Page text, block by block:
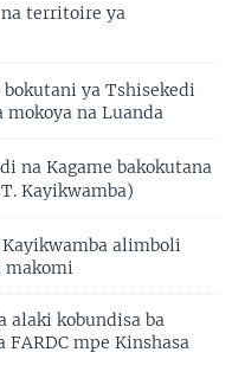
na territoire ya
ya Tshisekedi
mokoya na Luanda
na Kagame bakokutana
Kayikwamba)
alimboli
makomi
alaki kobundisa ba
mpe Kinshasa